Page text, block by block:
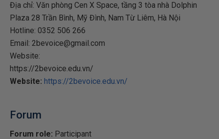
Địa chỉ: Văn phòng Cen X Space, tầng 3 tòa nhà Dolphin
Plaza 28 Trần Bình, Mỹ Đình, Nam Từ Liêm, Hà Nội
Hotline: 0352 506 266
Email: 2bevoice@gmail.com
Website:
https://2bevoice.edu.vn/
Website: https://2bevoice.edu.vn/
Forum
Forum role: Participant